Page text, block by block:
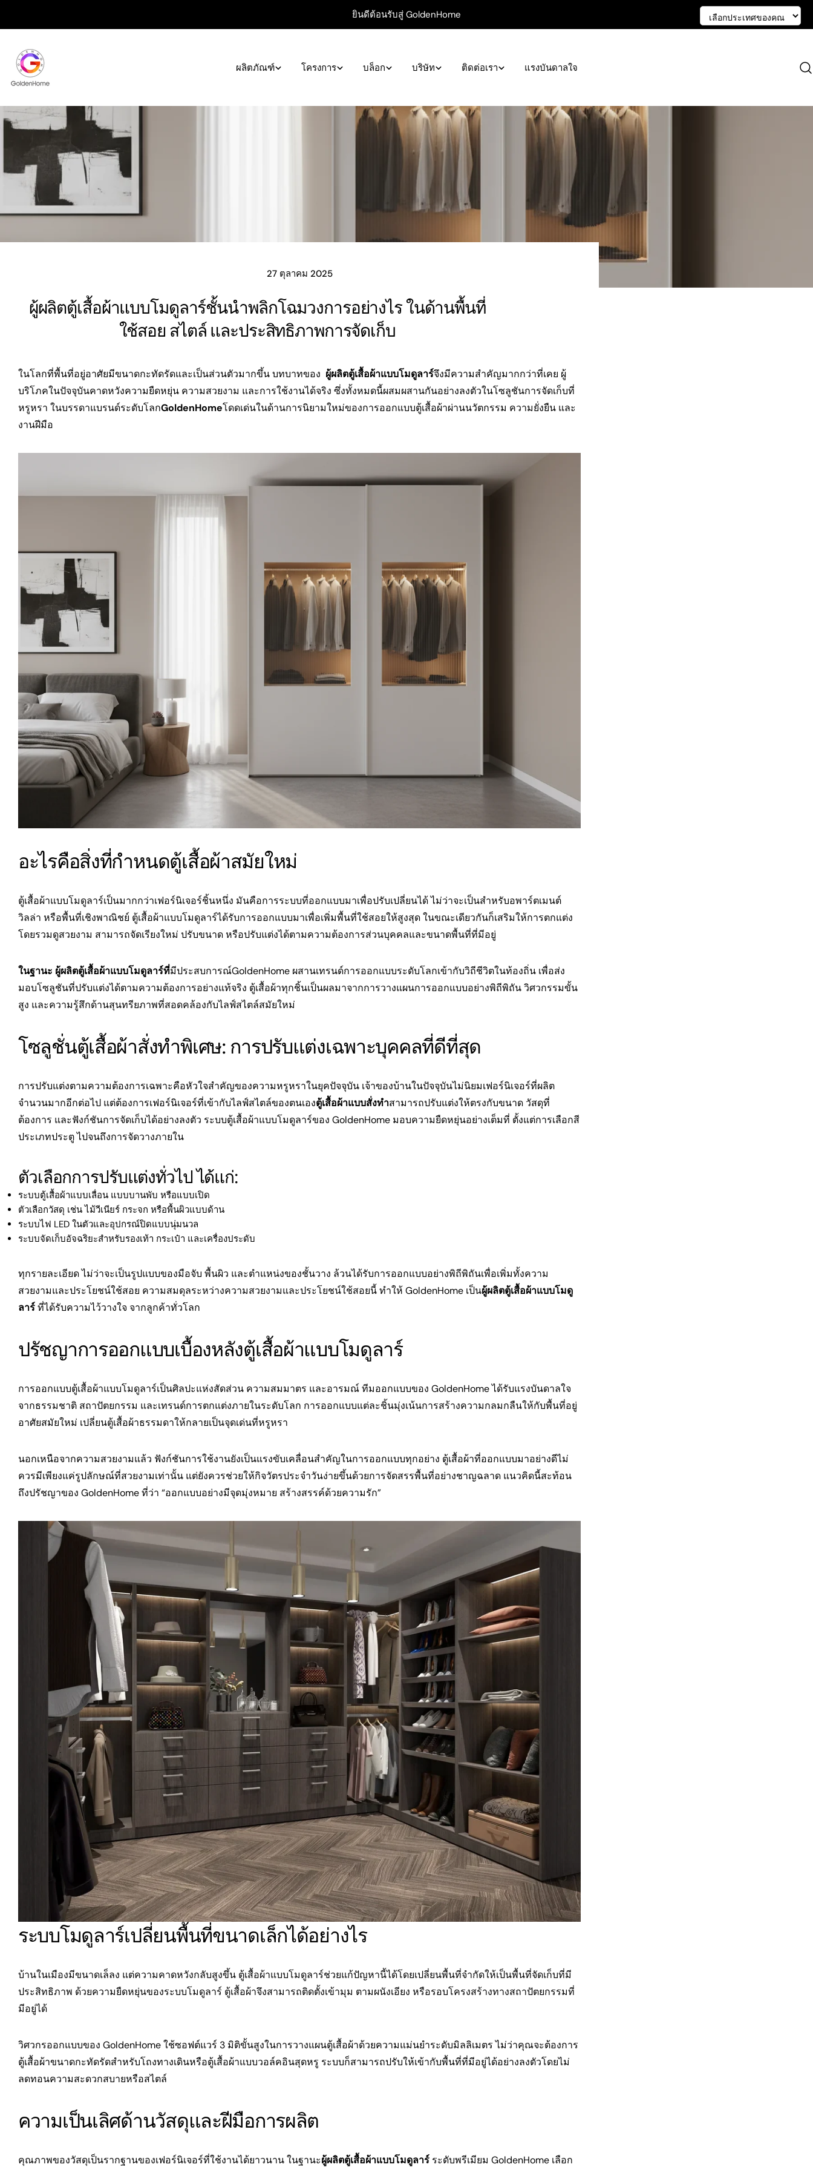
เนื้อหา
ยินดีต้อนรับสู่ GoldenHome
ผลิตภัณฑ์ โครงการ บล็อก บริษัท ติดต่อเรา แรงบันดาลใจ
27 ตุลาคม 2025
ผู้ผลิตตู้เสื้อผ้าแบบโมดูลาร์ชั้นนำพลิกโฉมวงการอย่างไร ในด้านพื้นที่
ใช้สอย สไตล์ และประสิทธิภาพการจัดเก็บ
ในโลกที่พื้นที่อยู่อาศัยมีขนาดกะทัดรัดและเป็นส่วนตัวมากขึ้น บทบาทของ ผู้ผลิตตู้เสื้อผ้าแบบโมดูลาร์จึงมีความสำคัญมากกว่าที่เคย ผู้
บริโภคในปัจจุบันคาดหวังความยืดหยุ่น ความสวยงาม และการใช้งานได้จริง ซึ่งทั้งหมดนี้ผสมผสานกันอย่างลงตัวในโซลูชันการจัดเก็บที่
หรูหรา ในบรรดาแบรนด์ระดับโลกGoldenHomeโดดเด่นในด้านการนิยามใหม่ของการออกแบบตู้เสื้อผ้าผ่านนวัตกรรม ความยั่งยืน และ
งานฝีมือ
อะไรคือสิ่งที่กำหนดตู้เสื้อผ้าสมัยใหม่
ตู้เสื้อผ้าแบบโมดูลาร์เป็นมากกว่าเฟอร์นิเจอร์ชิ้นหนึ่ง มันคือการระบบที่ออกแบบมาเพื่อปรับเปลี่ยนได้ ไม่ว่าจะเป็นสำหรับอพาร์ตเมนต์
วิลล่า หรือพื้นที่เชิงพาณิชย์ ตู้เสื้อผ้าแบบโมดูลาร์ได้รับการออกแบบมาเพื่อเพิ่มพื้นที่ใช้สอยให้สูงสุด ในขณะเดียวกันก็เสริมให้การตกแต่ง
โดยรวมดูสวยงาม สามารถจัดเรียงใหม่ ปรับขนาด หรือปรับแต่งได้ตามความต้องการส่วนบุคคลและขนาดพื้นที่ที่มีอยู่
ในฐานะ ผู้ผลิตตู้เสื้อผ้าแบบโมดูลาร์ที่มีประสบการณ์GoldenHome ผสานเทรนด์การออกแบบระดับโลกเข้ากับวิถีชีวิตในท้องถิ่น เพื่อส่ง
มอบโซลูชันที่ปรับแต่งได้ตามความต้องการอย่างแท้จริง ตู้เสื้อผ้าทุกชิ้นเป็นผลมาจากการวางแผนการออกแบบอย่างพิถีพิถัน วิศวกรรมขั้น
สูง และความรู้สึกด้านสุนทรียภาพที่สอดคล้องกับไลฟ์สไตล์สมัยใหม่
โซลูชั่นตู้เสื้อผ้าสั่งทำพิเศษ: การปรับแต่งเฉพาะบุคคลที่ดีที่สุด
การปรับแต่งตามความต้องการเฉพาะคือหัวใจสำคัญของความหรูหราในยุคปัจจุบัน เจ้าของบ้านในปัจจุบันไม่นิยมเฟอร์นิเจอร์ที่ผลิต
จำนวนมากอีกต่อไป แต่ต้องการเฟอร์นิเจอร์ที่เข้ากับไลฟ์สไตล์ของตนเองตู้เสื้อผ้าแบบสั่งทำสามารถปรับแต่งให้ตรงกับขนาด วัสดุที่
ต้องการ และฟังก์ชันการจัดเก็บได้อย่างลงตัว ระบบตู้เสื้อผ้าแบบโมดูลาร์ของ GoldenHome มอบความยืดหยุ่นอย่างเต็มที่ ตั้งแต่การเลือกสี
ประเภทประตู ไปจนถึงการจัดวางภายใน
ตัวเลือกการปรับแต่งทั่วไป ได้แก่:
ระบบตู้เสื้อผ้าแบบเลื่อน แบบบานพับ หรือแบบเปิด
ตัวเลือกวัสดุ เช่น ไม้วีเนียร์ กระจก หรือพื้นผิวแบบด้าน
ระบบไฟ LED ในตัวและอุปกรณ์ปิดแบบนุ่มนวล
ระบบจัดเก็บอัจฉริยะสำหรับรองเท้า กระเป๋า และเครื่องประดับ
ทุกรายละเอียด ไม่ว่าจะเป็นรูปแบบของมือจับ พื้นผิว และตำแหน่งของชั้นวาง ล้วนได้รับการออกแบบอย่างพิถีพิถันเพื่อเพิ่มทั้งความ
สวยงามและประโยชน์ใช้สอย ความสมดุลระหว่างความสวยงามและประโยชน์ใช้สอยนี้ ทำให้ GoldenHome เป็นผู้ผลิตตู้เสื้อผ้าแบบโมดู
ลาร์ที่ได้รับความไว้วางใจ จากลูกค้าทั่วโลก
ปรัชญาการออกแบบเบื้องหลังตู้เสื้อผ้าแบบโมดูลาร์
การออกแบบตู้เสื้อผ้าแบบโมดูลาร์เป็นศิลปะแห่งสัดส่วน ความสมมาตร และอารมณ์ ทีมออกแบบของ GoldenHome ได้รับแรงบันดาลใจ
จากธรรมชาติ สถาปัตยกรรม และเทรนด์การตกแต่งภายในระดับโลก การออกแบบแต่ละชิ้นมุ่งเน้นการสร้างความกลมกลืนให้กับพื้นที่อยู่
อาศัยสมัยใหม่ เปลี่ยนตู้เสื้อผ้าธรรมดาให้กลายเป็นจุดเด่นที่หรูหรา
นอกเหนือจากความสวยงามแล้ว ฟังก์ชันการใช้งานยังเป็นแรงขับเคลื่อนสำคัญในการออกแบบทุกอย่าง ตู้เสื้อผ้าที่ออกแบบมาอย่างดีไม่
ควรมีเพียงแค่รูปลักษณ์ที่สวยงามเท่านั้น แต่ยังควรช่วยให้กิจวัตรประจำวันง่ายขึ้นด้วยการจัดสรรพื้นที่อย่างชาญฉลาด แนวคิดนี้สะท้อน
ถึงปรัชญาของ GoldenHome ที่ว่า “ออกแบบอย่างมีจุดมุ่งหมาย สร้างสรรค์ด้วยความรัก”
ระบบโมดูลาร์เปลี่ยนพื้นที่ขนาดเล็กได้อย่างไร
บ้านในเมืองมีขนาดเล็ลง แต่ความคาดหวังกลับสูงขึ้น ตู้เสื้อผ้าแบบโมดูลาร์ช่วยแก้ปัญหานี้ได้โดยเปลี่ยนพื้นที่จำกัดให้เป็นพื้นที่จัดเก็บที่มี
ประสิทธิภาพ ด้วยความยืดหยุ่นของระบบโมดูลาร์ ตู้เสื้อผ้าจึงสามารถติดตั้งเข้ามุม ตามผนังเอียง หรือรอบโครงสร้างทางสถาปัตยกรรมที่
มีอยู่ได้
วิศวกรออกแบบของ GoldenHome ใช้ซอฟต์แวร์ 3 มิติขั้นสูงในการวางแผนตู้เสื้อผ้าด้วยความแม่นยำระดับมิลลิเมตร ไม่ว่าคุณจะต้องการ
ตู้เสื้อผ้าขนาดกะทัดรัดสำหรับโถงทางเดินหรือตู้เสื้อผ้าแบบวอล์คอินสุดหรู ระบบก็สามารถปรับให้เข้ากับพื้นที่ที่มีอยู่ได้อย่างลงตัวโดยไม่
ลดทอนความสะดวกสบายหรือสไตล์
ความเป็นเลิศด้านวัสดุและฝีมือการผลิต
คุณภาพของวัสดุเป็นรากฐานของเฟอร์นิเจอร์ที่ใช้งานได้ยาวนาน ในฐานะผู้ผลิตตู้เสื้อผ้าแบบโมดูลาร์ ระดับพรีเมียม GoldenHome เลือก
ปัน
บน
แบ่ง
ปัน
บน
หมุด
บน